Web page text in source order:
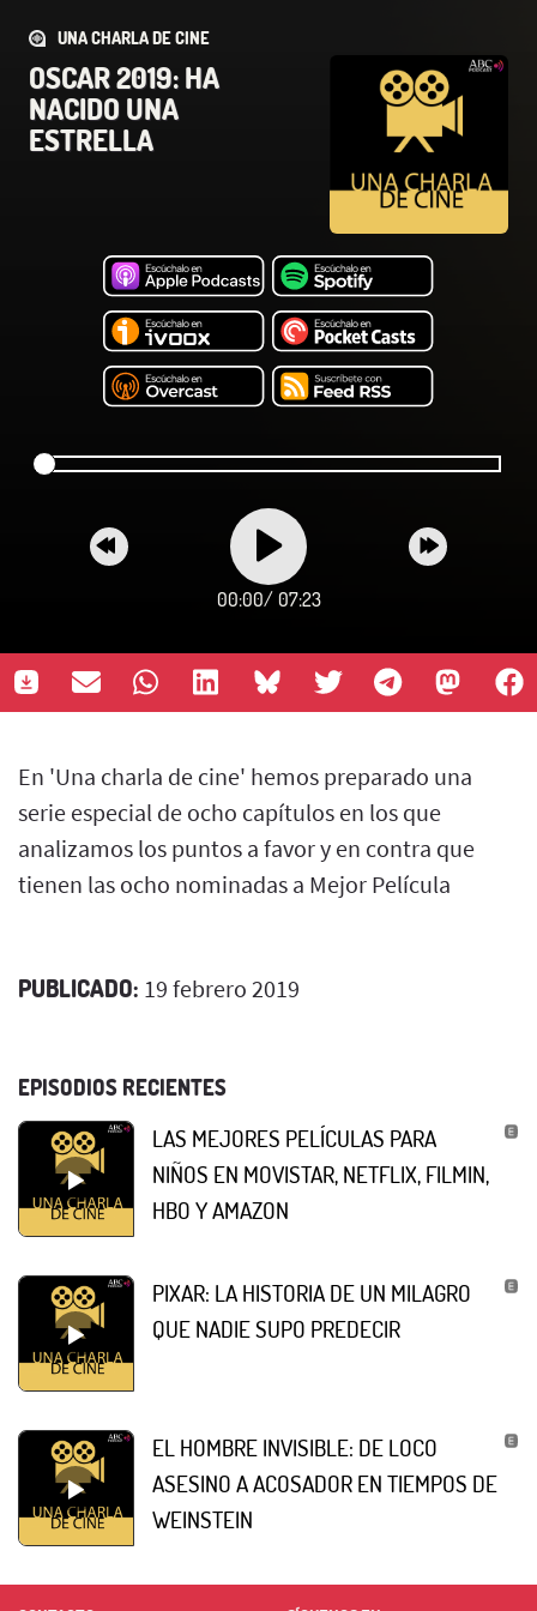
UNA CHARLA DE CINE
OSCAR 2019: HA
NACIDO UNA
ESTRELLA
00:00/ 07:23
En 'Una charla de cine' hemos preparado una
serie especial de ocho capítulos en los que
analizamos los puntos a favor y en contra que
tienen las ocho nominadas a Mejor Película
PUBLICADO: 19 febrero 2019
EPISODIOS RECIENTES
LAS MEJORES PELÍCULAS PARA
NIÑOS EN MOVISTAR, NETFLIX, FILMIN,
HBO Y AMAZON
PIXAR: LA HISTORIA DE UN MILAGRO
QUE NADIE SUPO PREDECIR
EL HOMBRE INVISIBLE: DE LOCO
ASESINO A ACOSADOR EN TIEMPOS DE
WEINSTEIN